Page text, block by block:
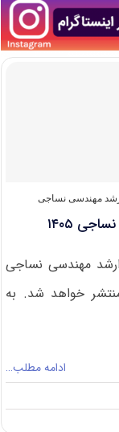
مهندسی نساجی
۱۴۰۵
ارشد مهندسی نساجی
خواهد شد. به
ادامه مطلب…